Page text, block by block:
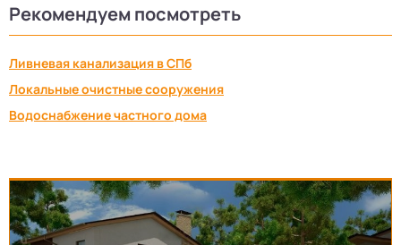
Рекомендуем посмотреть
Ливневая канализация в СПб
Локальные очистные сооружения
Водоснабжение частного дома